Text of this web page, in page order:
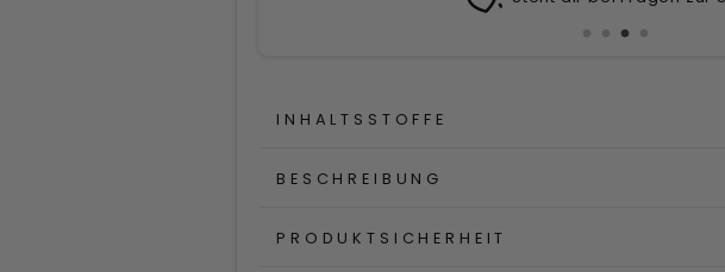
INHALTSSTOFFE
BESCHREIBUNG
PRODUKTSICHERHEIT